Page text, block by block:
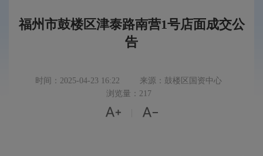
福州市鼓楼区津泰路南营1号店面成交公
告
时间：2025-04-23 16:22
来源：鼓楼区国资中心
浏览量：217
 